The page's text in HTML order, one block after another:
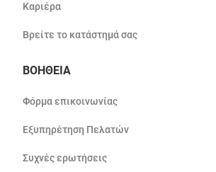
Καριέρα
Βρείτε το κατάστημά σας
ΒΟΗΘΕΙΑ
Φόρμα επικοινωνίας
Εξυπηρέτηση Πελατών
Συχνές ερωτήσεις